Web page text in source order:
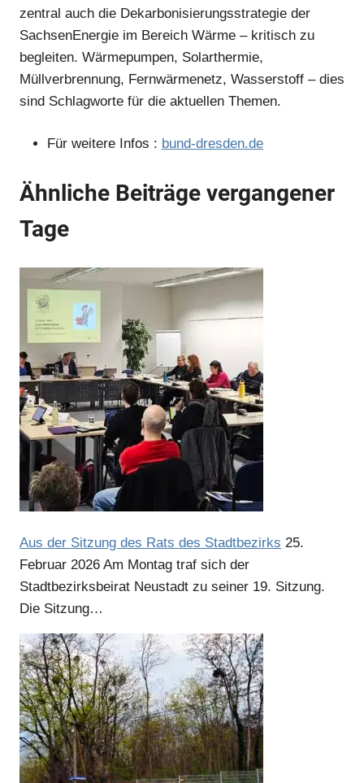
Anzeige
Anzeige
Anzeige
zentral auch die Dekarbonisierungsstrategie der
SachsenEnergie im Bereich Wärme – kritisch zu
begleiten. Wärmepumpen, Solarthermie,
Müllverbrennung, Fernwärmenetz, Wasserstoff – dies
sind Schlagworte für die aktuellen Themen.
Für weitere Infos : bund-dresden.de
Ähnliche Beiträge vergangener
Tage
Aus der Sitzung des Rats des Stadtbezirks 25.
Februar 2026 Am Montag traf sich der
Stadtbezirksbeirat Neustadt zu seiner 19. Sitzung.
Die Sitzung…